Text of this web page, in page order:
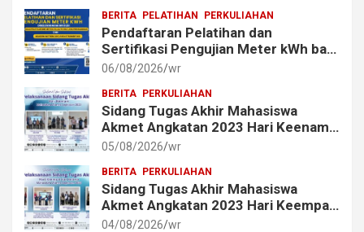
BERITA PELATIHAN PERKULIAHAN
Pendaftaran Pelatihan dan
Sertifikasi Pengujian Meter kWh bagi
Mahasiswa dan Alumni Akmet
06/08/2026 wr
BERITA PERKULIAHAN
Sidang Tugas Akhir Mahasiswa
Akmet Angkatan 2023 Hari Keenam
Berlangsung Lancar
05/08/2026 wr
BERITA PERKULIAHAN
Sidang Tugas Akhir Mahasiswa
Akmet Angkatan 2023 Hari Keempat
dan Kelima Berlangsung Lancar
04/08/2026 wr